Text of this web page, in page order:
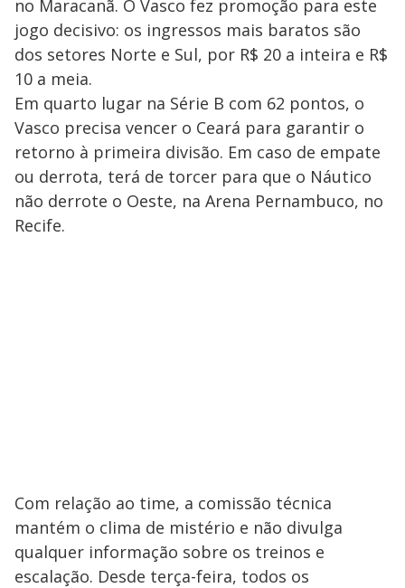
no Maracanã. O Vasco fez promoção para este
jogo decisivo: os ingressos mais baratos são
dos setores Norte e Sul, por R$ 20 a inteira e R$
10 a meia.
Em quarto lugar na Série B com 62 pontos, o
Vasco precisa vencer o Ceará para garantir o
retorno à primeira divisão. Em caso de empate
ou derrota, terá de torcer para que o Náutico
não derrote o Oeste, na Arena Pernambuco, no
Recife.
Com relação ao time, a comissão técnica
mantém o clima de mistério e não divulga
qualquer informação sobre os treinos e
escalação. Desde terça-feira, todos os